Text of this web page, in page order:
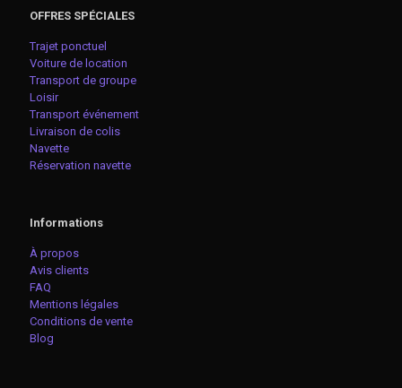
OFFRES SPÉCIALES
Trajet ponctuel
Voiture de location
Transport de groupe
Loisir
Transport événement
Livraison de colis
Navette
Réservation navette
Informations
À propos
Avis clients
FAQ
Mentions légales
Conditions de vente
Blog